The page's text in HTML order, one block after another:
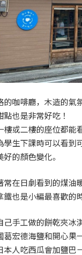
的咖啡廳，木造的氣
也是非常好吃！
樓或二樓的座位都能
學生下課時可以看到
的顏色變化。
常在日劇看到的煤油
鐵也是小編最喜歡的
己手工做的餅乾夾冰
葛宏德海鹽和開心果
本人吃西瓜會加鹽巴